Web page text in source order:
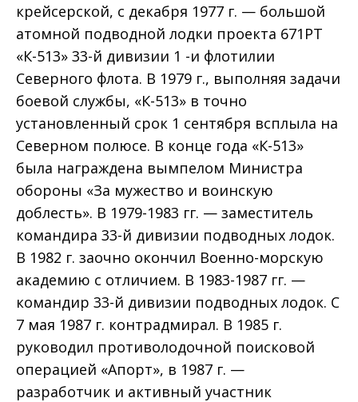
крейсерской, с декабря 1977 г. — боль­шой
атомной подводной лодки проекта 671РТ
«К-513» 33-й дивизии 1 -и флотилии
Северного флота. В 1979 г., выполняя задачи
боевой службы, «К-513» в точно
установленный срок 1 сентября всплыла на
Северном полюсе. В конце года «К-513»
была награждена вымпелом Министра
обороны «За мужество и воин­скую
доблесть». В 1979-1983 гг. — заместитель
командира 33-й дивизии подвод­ных лодок.
В 1982 г. заочно окончил Военно-морскую
академию с отличием. В 1983-1987 гг. —
командир 33-й дивизии подводных лодок. С
7 мая 1987 г. контр­адмирал. В 1985 г.
руководил противолодочной поисковой
операцией «Апорт», в 1987 г. —
разработчик и активный участник